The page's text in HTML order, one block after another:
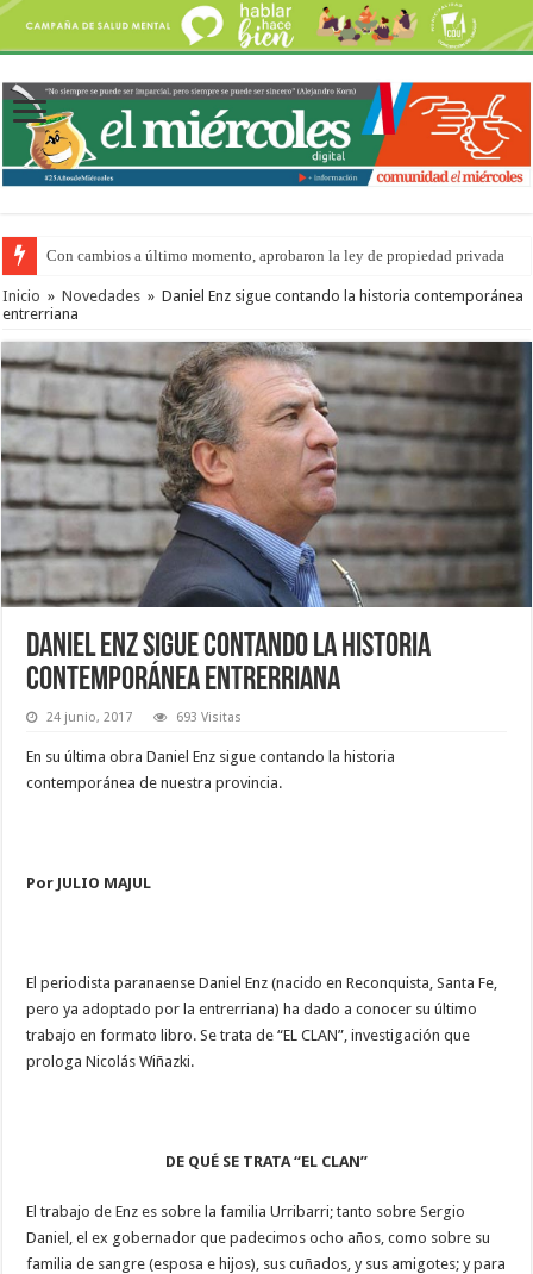
Con cambios a último momento, aprobaron la ley de propiedad privada
Inicio » Novedades » Daniel Enz sigue contando la historia contemporánea
entrerriana
Daniel Enz sigue contando la historia
contemporánea entrerriana
24 junio, 2017 693 Visitas
En su última obra Daniel Enz sigue contando la historia
contemporánea de nuestra provincia.
Por JULIO MAJUL
El periodista paranaense Daniel Enz (nacido en Reconquista, Santa Fe,
pero ya adoptado por la entrerriana) ha dado a conocer su último
trabajo en formato libro. Se trata de “EL CLAN”, investigación que
prologa Nicolás Wiñazki.
DE QUÉ SE TRATA “EL CLAN”
El trabajo de Enz es sobre la familia Urribarri; tanto sobre Sergio
Daniel, el ex gobernador que padecimos ocho años, como sobre su
familia de sangre (esposa e hijos), sus cuñados, y sus amigotes; y para